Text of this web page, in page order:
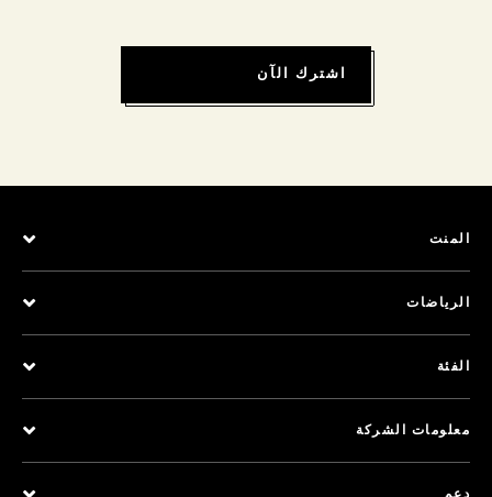
اشترك الآن
المنت
الرياضات
الفئة
معلومات الشركة